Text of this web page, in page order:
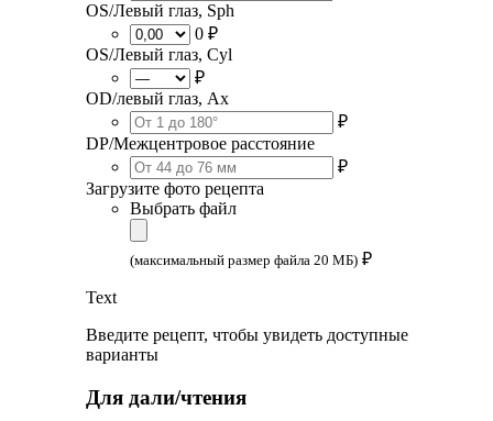
OS/Левый глаз, Sph
0 ₽
OS/Левый глаз, Cyl
₽
OD/левый глаз, Ax
₽
DP/Межцентровое расстояние
₽
Загрузите фото рецепта
Выбрать файл
(максимальный размер файла 20 МБ) ₽
Text
Введите рецепт, чтобы увидеть доступные
варианты
Для дали/чтения